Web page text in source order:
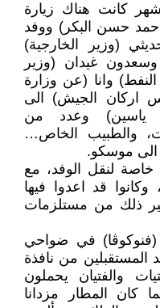
كانت هناك زيارة
حسن البكر) ووفد
(وزير الخارجية)
غيدان (وزير
وانا (عن وزارة
اركان الجيش) الى
ياسين) وعدد من
والطبيب الخاص…
الى موسكو.
خاصة لنقل الوفد، مع
قد اعدوا فيها
ذلك من مستلزمات
في ضواحي
المستقبلين من نافذة
والفتيان يحملون
كان المطار مزدانا